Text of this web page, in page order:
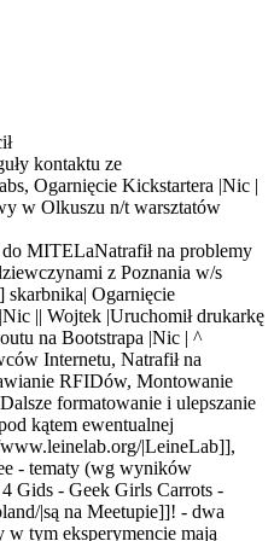
kontaktu ze
Ogarnięcie Kickstartera |Nic |
w Olkuszu n/t warsztatów
do MITELaNatrafił na problemy
z Poznania w/s
skarbnika| Ogarnięcie
|| Wojtek |Uruchomił drukarkę
na Bootstrapa |Nic | ^
Internetu, Natrafił na
RFIDów, Montowanie
formatowanie i ulepszanie
kątem ewentualnej
|LeineLab]],
- tematy (wg wyników
Gids - Geek Girls Carrots -
|są na Meetupie]]! - dwa
tym eksperymencie mają